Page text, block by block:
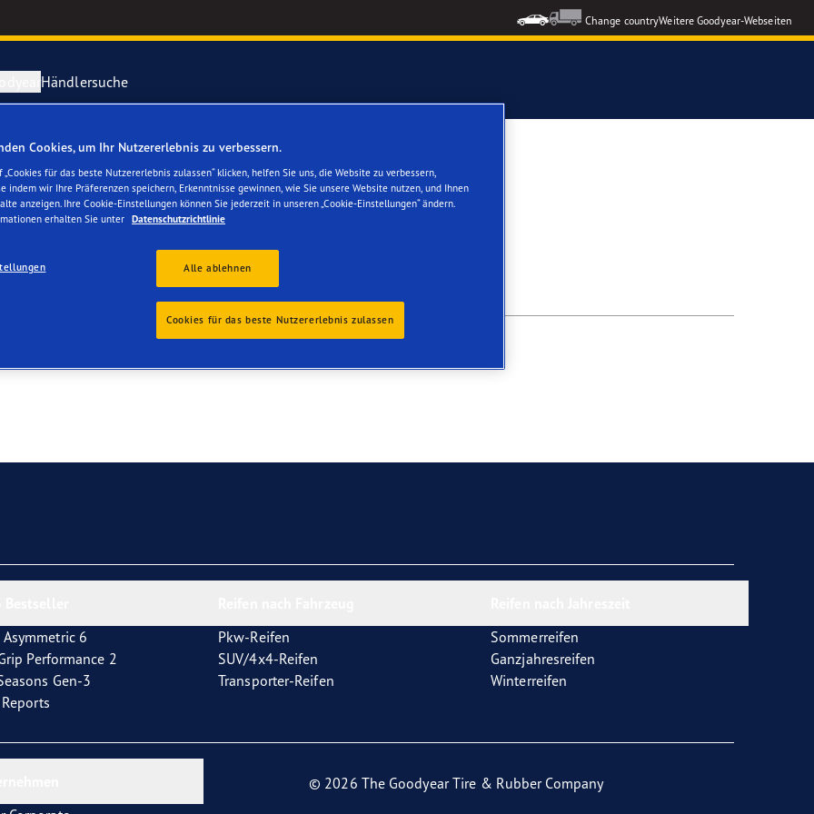
Change countryWeitere Goodyear-Webseiten
Reifenpflege
Sie einen Platten
erforscht Schnee
Blimp
RACING
UltraGrip Performance 3
Händlersuche
U. MUELLER
Asymmetric 6
Performance 2
Gen-3
Pkw-Reifen
SUV/4x4-Reifen
Transporter-Reifen
Sommerreifen
Ganzjahresreifen
Winterreifen
© 2026 The Goodyear Tire & Rubber Company
Cookies, um Ihr Nutzererlebnis zu verbessern.
„Cookies für das beste Nutzererlebnis zulassen“ klicken, helfen Sie uns, die Website zu verbessern,
indem wir Ihre Präferenzen speichern, Erkenntnisse gewinnen, wie Sie unsere Website nutzen, und Ihnen
anzeigen. Ihre Cookie-Einstellungen können Sie jederzeit in unseren „Cookie-Einstellungen“ ändern.
erhalten Sie unter Datenschutzrichtlinie
Alle ablehnen
Cookies für das beste Nutzererlebnis zulassen